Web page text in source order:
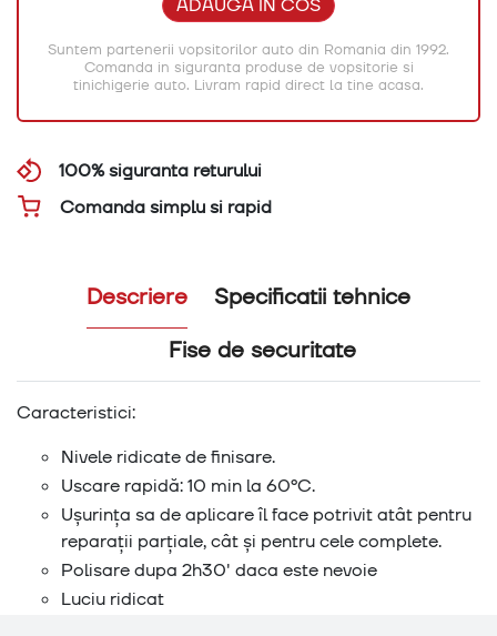
ADAUGA IN COS
Suntem partenerii vopsitorilor auto din Romania din 1992.
Comanda in siguranta produse de vopsitorie si
tinichigerie auto. Livram rapid direct la tine acasa.
100% siguranta returului
Comanda simplu si rapid
Descriere
Specificatii tehnice
Fise de securitate
Caracteristici:
Nivele ridicate de finisare.
Uscare rapidă: 10 min la 60ºC.
Ușurința sa de aplicare îl face potrivit atât pentru
reparații parțiale, cât și pentru cele complete.
Polisare dupa 2h30' daca este nevoie
Luciu ridicat